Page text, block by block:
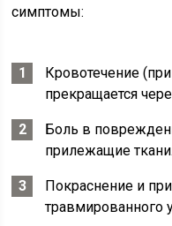
симптомы:
Кровотечение
прекращается
Боль в
прилежащие ткани.
Покраснение и
травмированного